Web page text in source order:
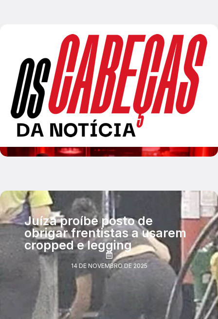
Juíza proíbe posto de
obrigar frentistas a usarem
cropped e legging
14 DE NOVEMBRO DE 2025